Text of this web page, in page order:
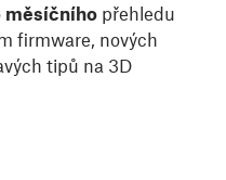
měsíčního přehledu
firmware, nových
tipů na 3D